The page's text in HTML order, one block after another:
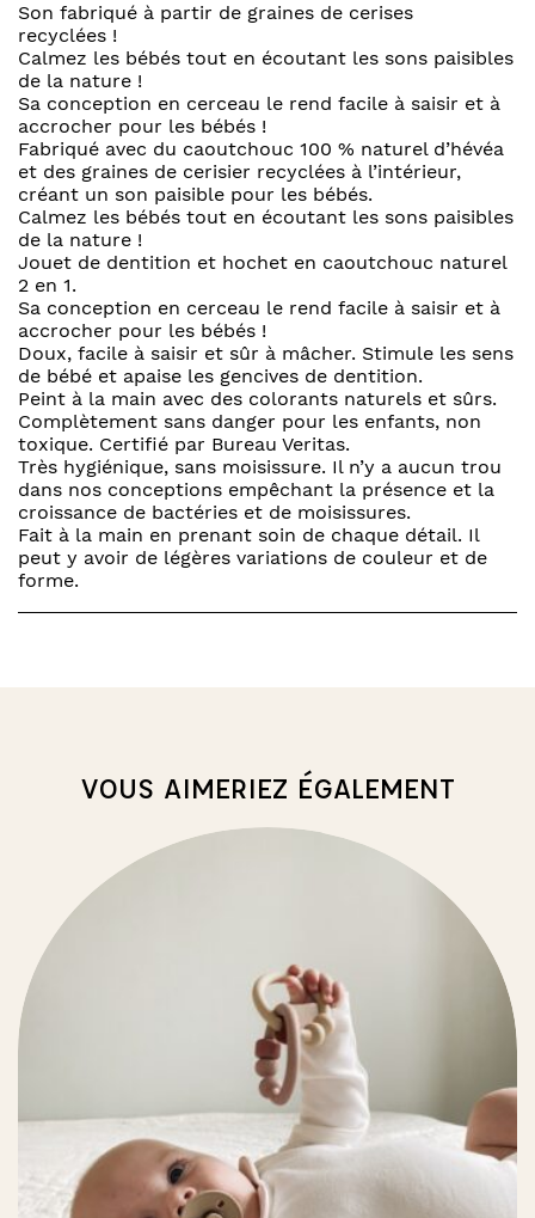
Son fabriqué à partir de graines de cerises
recyclées !
Calmez les bébés tout en écoutant les sons paisibles
de la nature !
Sa conception en cerceau le rend facile à saisir et à
accrocher pour les bébés !
Fabriqué avec du caoutchouc 100 % naturel d’hévéa
et des graines de cerisier recyclées à l’intérieur,
créant un son paisible pour les bébés.
Calmez les bébés tout en écoutant les sons paisibles
de la nature !
Jouet de dentition et hochet en caoutchouc naturel
2 en 1.
Sa conception en cerceau le rend facile à saisir et à
accrocher pour les bébés !
Doux, facile à saisir et sûr à mâcher. Stimule les sens
de bébé et apaise les gencives de dentition.
Peint à la main avec des colorants naturels et sûrs.
Complètement sans danger pour les enfants, non
toxique. Certifié par Bureau Veritas.
Très hygiénique, sans moisissure. Il n’y a aucun trou
dans nos conceptions empêchant la présence et la
croissance de bactéries et de moisissures.
Fait à la main en prenant soin de chaque détail. Il
peut y avoir de légères variations de couleur et de
forme.
VOUS AIMERIEZ ÉGALEMENT